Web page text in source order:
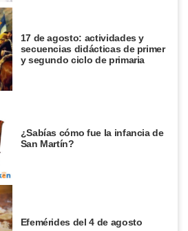
17 de agosto: actividades y
secuencias didácticas de primer
y segundo ciclo de primaria
¿Sabías cómo fue la infancia de
San Martín?
Efemérides del 4 de agosto